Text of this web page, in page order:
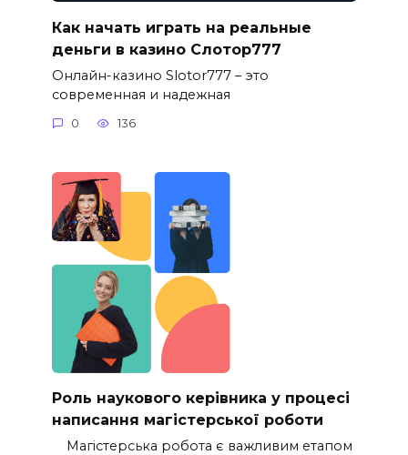
Как начать играть на реальные
деньги в казино Слотор777
Онлайн-казино Slotor777 – это
современная и надежная
0 136
Роль наукового керівника у процесі
написання магістерської роботи
Магістерська робота є важливим етапом